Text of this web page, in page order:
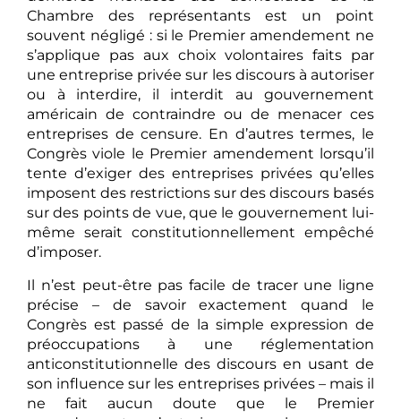
Chambre des représentants est un point
souvent négligé : si le Premier amendement ne
s’applique pas aux choix volontaires faits par
une entreprise privée sur les discours à autoriser
ou à interdire, il interdit au gouvernement
américain de contraindre ou de menacer ces
entreprises de censure. En d’autres termes, le
Congrès viole le Premier amendement lorsqu’il
tente d’exiger des entreprises privées qu’elles
imposent des restrictions sur des discours basés
sur des points de vue, que le gouvernement lui-
même serait constitutionnellement empêché
d’imposer.
Il n’est peut-être pas facile de tracer une ligne
précise – de savoir exactement quand le
Congrès est passé de la simple expression de
préoccupations à une réglementation
anticonstitutionnelle des discours en usant de
son influence sur les entreprises privées – mais il
ne fait aucun doute que le Premier